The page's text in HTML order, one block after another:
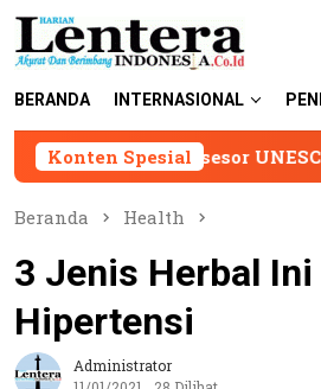
BERANDA INTERNASIONAL
Konten Spesial
Asesor UNESCO Apresiasi
Beranda Health
3 Jenis Herbal
Hipertensi
Administrator